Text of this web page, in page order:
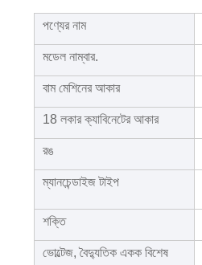
পণ্যের নাম
মডেল নাম্বার.
বাম মেশিনের আকার
18 লকার ক্যাবিনেটের আকার
রঙ
ম্যানচেন্ডাইজ টাইপ
শক্তি
ভোল্টেজ, বৈদ্যুতিক একক বিশেষ